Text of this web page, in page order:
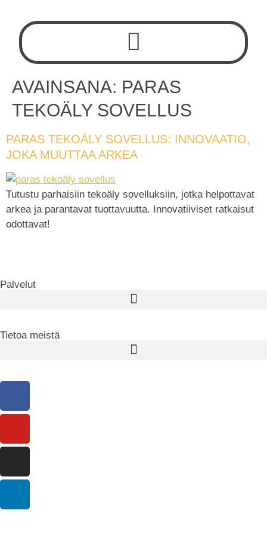
AVAINSANA: PARAS
TEKOÄLY SOVELLUS
PARAS TEKOÄLY SOVELLUS: INNOVAATIO,
JOKA MUUTTAA ARKEA
Tutustu parhaisiin tekoäly sovelluksiin, jotka helpottavat
arkea ja parantavat tuottavuutta. Innovatiiviset ratkaisut
odottavat!
Palvelut
Tietoa meistä